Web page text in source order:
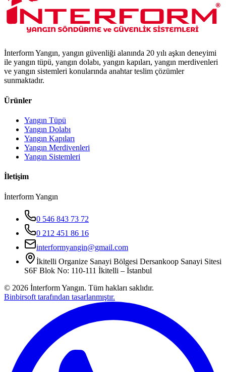
İnterform Yangın, yangın güvenliği alanında 20 yılı aşkın deneyimi
ile yangın tüpü, yangın dolabı, yangın kapıları, yangın merdivenleri
ve yangın sistemleri konularında anahtar teslim çözümler
sunmaktadır.
Ürünler
Yangın Tüpü
Yangın Dolabı
Yangın Kapıları
Yangın Merdivenleri
Yangın Sistemleri
İletişim
İnterform Yangın
0 546 843 73 72
0 212 451 86 16
interformyangin@gmail.com
İkitelli Organize Sanayi Bölgesi Dersankoop Sanayi Sitesi
S6F Blok No: 110-111 İkitelli – İstanbul
© 2026 İnterform Yangın. Tüm hakları saklıdır.
Binbirsoft tarafından tasarlanmıştır.